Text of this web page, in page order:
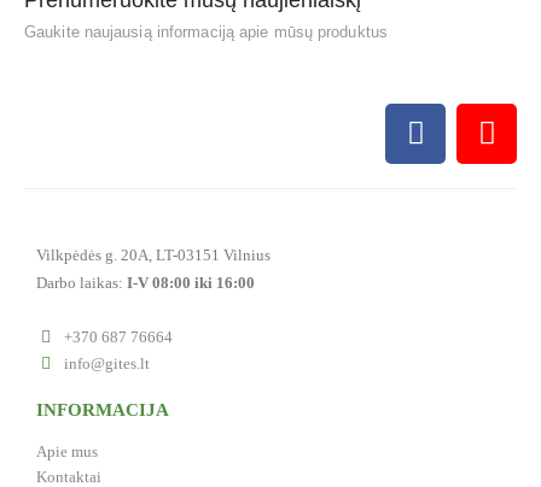
Gaukite naujausią informaciją apie mūsų produktus
Vilkpėdės g. 20A, LT-03151 Vilnius
Darbo laikas: I-V 08:00 iki 16:00
+370 687 76664
info@gites.lt
INFORMACIJA
Apie mus
Kontaktai